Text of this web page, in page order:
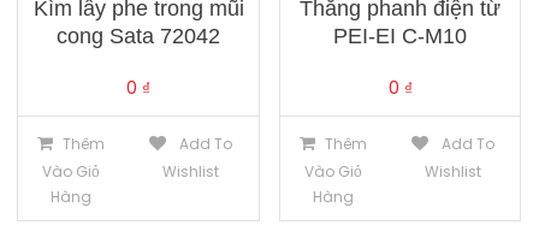
Kìm lấy phe trong mũi
cong Sata 72042
0 ₫
Thêm
Vào Giỏ
Hàng
Add To
Wishlist
Thắng phanh điện từ
PEI-EI C-M10
0 ₫
Thêm
Vào Giỏ
Hàng
Add To
Wishlist